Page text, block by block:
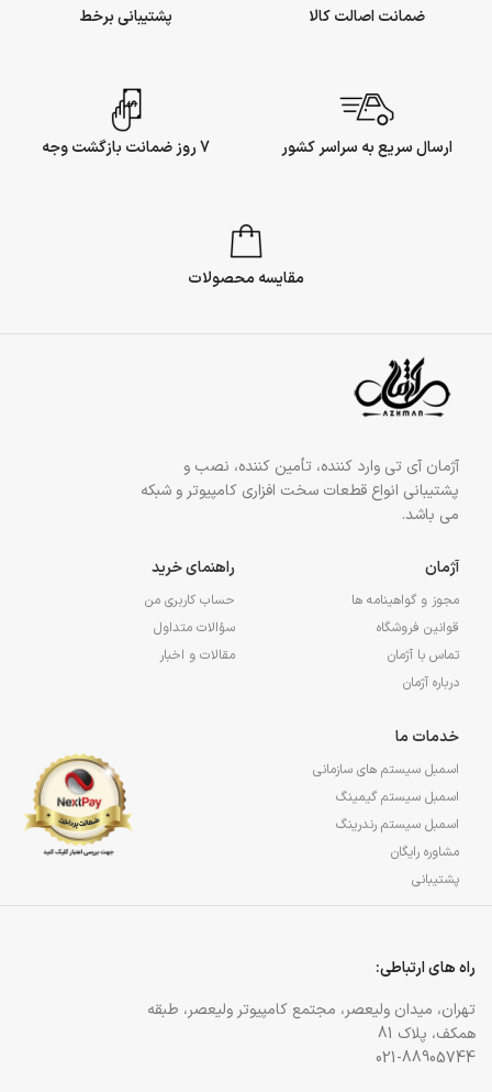
ضمانت اصالت کالا پشتیبانی برخط
ارسال سریع به سراسر کشور 7 روز ضمانت بازگشت وجه
مقایسه محصولات
آژمان آی تی وارد کننده، تأمین کننده، نصب و
پشتیبانی انواع قطعات سخت افزاری کامپیوتر و شبکه
می باشد.
آژمان
مجوز و گواهینامه ها
قوانین فروشگاه
تماس با آژمان
درباره آژمان
راهنمای خرید
حساب کاربری من
سؤالات متداول
مقالات و اخبار
خدمات ما
اسمبل سیستم های سازمانی
اسمبل سیستم گیمینگ
اسمبل سیستم رندرینگ
مشاوره رایگان
پشتیبانی
راه های ارتباطی:
تهران، میدان ولیعصر، مجتمع کامپیوتر ولیعصر، طبقه
همکف، پلاک 81
021-88905744